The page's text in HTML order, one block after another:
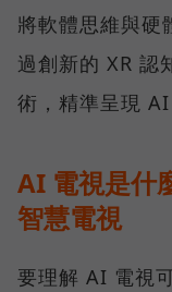
將軟體思維與硬
過創新的 XR 認
術，精準呈現 AI
AI 電視是什
智慧電視
要理解 AI 電視